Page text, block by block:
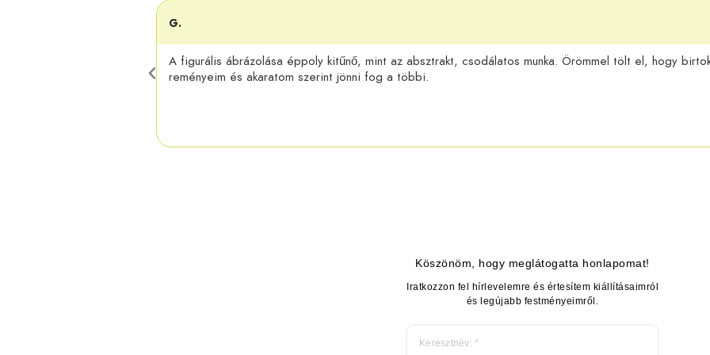
G.
A figurális ábrázolása éppoly kitűnő, mint az absztrakt, csodálatos munka. Örömmel tölt el, hogy
reményeim és akaratom szerint jönni fog a többi.
Köszönöm, hogy meglátogatta honlapomat!
Iratkozzon fel hírlevelemre és értesítem kiállításaimról
és legújabb festményeimről.